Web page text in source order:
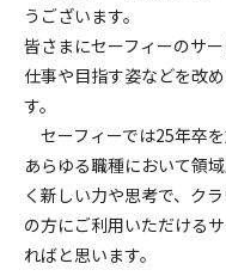
うございます。
皆さまにセーフィーのサ
仕事や目指す姿などを改
す。
セーフィーでは25年卒
あらゆる職種において領
く新しい力や思考で、ク
の方にご利用いただける
ればと思います。